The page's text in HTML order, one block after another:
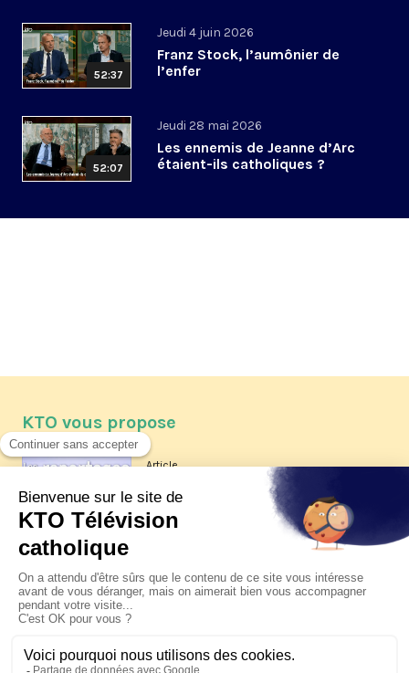
52:37
Jeudi 4 juin 2026
Franz Stock, l’aumônier de
l’enfer
52:07
Jeudi 28 mai 2026
Les ennemis de Jeanne d’Arc
étaient-ils catholiques ?
KTO vous propose
Article
Les reportages d'été 2026 de KTO
La visite pastorale du pape Léon
XIV à Assise à suivre sur KTO le
jeudi 6 août
Le pape en Uruguay, Argentine et